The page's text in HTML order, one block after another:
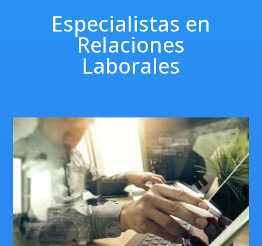
Especialistas en
Relaciones
Laborales